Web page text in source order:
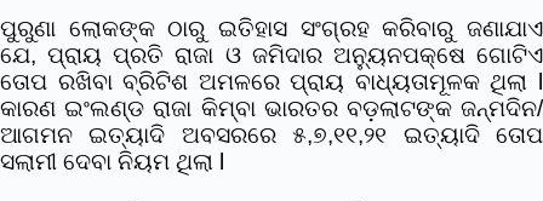
ପୁରୁଣା ଲୋକଙ୍କ ଠାରୁ ଇତିହାସ ସଂଗ୍ରହ କରିବାରୁ ଜଣାଯାଏ
ଯେ, ପ୍ରାୟ ପ୍ରତି ରାଜା ଓ ଜମିଦାର ଅନ୍ୟୁନପକ୍ଷେ ଗୋଟିଏ
ତୋପ ରଖିବା ବ୍ରିଟିଶ ଅମଳରେ ପ୍ରାୟ ବାଧ୍ୟତାମୂଳକ ଥିଲା l
କାରଣ ଇଂଲଣ୍ଡ ରାଜା କିମ୍ବା ଭାରତର ବଡ଼ଲାଟଙ୍କ ଜନ୍ମଦିନ/
ଆଗମନ ଇତ୍ୟାଦି ଅବସରରେ ୫,୭,୧୧,୨୧ ଇତ୍ୟାଦି ତୋପ
ସଲାମୀ ଦେବା ନିୟମ ଥିଲା l